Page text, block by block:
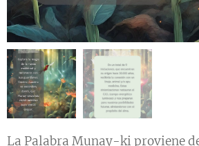
La Palabra Munay-ki proviene